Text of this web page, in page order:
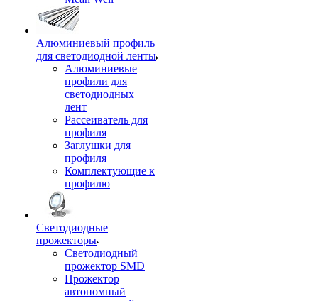
Алюминиевый профиль
для светодиодной ленты
Алюминиевые
профили для
светодиодных
лент
Рассеиватель для
профиля
Заглушки для
профиля
Комплектующие к
профилю
Светодиодные
прожекторы
Светодиодный
прожектор SMD
Прожектор
автономный